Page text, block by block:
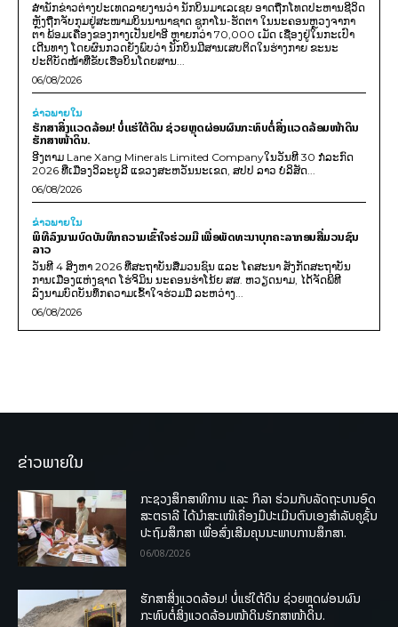
ສຳນັກຂ່າວຕ່າງປະເທດລາຍງານວ່າ ນັກບິນມາເລເຊຍ ອາດຖືກໂທດປະຫານຊີວິດ
ຫຼັງຖືກຈັບກຸມຢູ່ສະໜາມບິນນານາຊາດ ຊູກາໂນ-ຮັດຕາ ໃນນະຄອນຫຼວງຈາກາ
ຕາ ພ້ອມເຄື່ອງຂອງກາງເປັນຢາອີ ຫຼາຍກວ່າ 70,000 ເມັດ ເຊື່ອງຢູ່ໃນກະເປົາ
ເດີນທາງ ໂດຍຜົນກວດຍັງພົບວ່າ ນັກບິນມີສານເສບຕິດໃນຮ່າງກາຍ ຂະນະ
ປະຕິບັດໜ້າທີ່ຂັບເຮືອບິນໂດຍສານ...
06/08/2026
ຂ່າວພາຍ​ໃນ
ຮັກສາສິ່ງແວດລ້ອມ! ບໍ່ແຮ່ໃຕ້ດິນ ຊ່ວຍຫຼຸດຜ່ອນຜົນກະທົບຕໍ່ສິ່ງແວດລ້ອມໜ້າດິນ
ຮັກສາໜ້າດິນ.
ອີງຕາມ Lane Xang Minerals Limited Companyໃນວັນທີ 30 ກໍລະກົດ
2026 ທີ່ເມືອງວິລະບູລີ ແຂວງສະຫວັນນະເຂດ, ສປປ ລາວ ບໍລິສັດ...
06/08/2026
ຂ່າວພາຍ​ໃນ
ພິທີລົງນາມບົດບັນທຶກຄວາມເຂົ້າໃຈຮ່ວມມື ເພື່ອພັດທະນາບຸກຄະລາກອນສື່ມວນຊົນ
ລາວ
ວັນທີ 4 ສິງຫາ 2026 ທີ່ສະຖາບັນສື່ມວນຊົນ ແລະ ໂຄສະນາ ສັງກັດສະຖາບັນ
ການເມືອງແຫ່ງຊາດ ໂຮ່ຈິມິນ ນະຄອນຮ່າໂນ້ຍ ສສ. ຫວຽດນາມ, ໄດ້ຈັດພິທີ
ລົງນາມບົດບັນທຶກຄວາມເຂົ້າໃຈຮ່ວມມື ລະຫວ່າງ...
06/08/2026
ຂ່າວພາຍໃນ
ກະຊວງສຶກສາທິການ ແລະ ກິລາ ຮ່ວມກັບລັດຖະບານອົດ
ສະຕຣາລີ ໄດ້ນຳສະເໜີເຄື່ອງມືປະເມີນຕົນເອງສຳລັບຄູຊັ້ນ
ປະຖົມສຶກສາ ເພື່ອສົ່ງເສີມຄຸນນະພາບການສຶກສາ.
06/08/2026
ຮັກສາສິ່ງແວດລ້ອມ! ບໍ່ແຮ່ໃຕ້ດິນ ຊ່ວຍຫຼຸດຜ່ອນຜົນ
ກະທົບຕໍ່ສິ່ງແວດລ້ອມໜ້າດິນຮັກສາໜ້າດິນ.